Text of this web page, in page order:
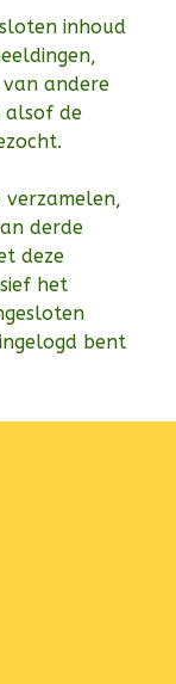
inhoud
andere
alsof de
verzamelen,
derde
deze
het
bent